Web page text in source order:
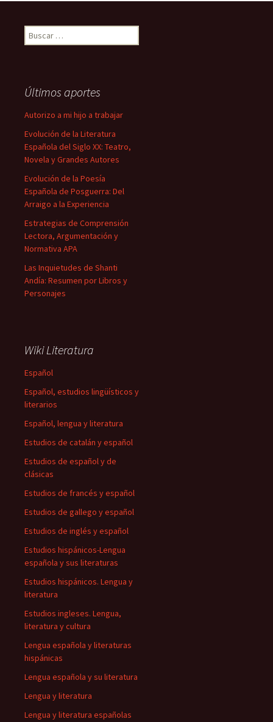
Buscar:
Últimos aportes
Autorizo a mi hijo a trabajar
Evolución de la Literatura
Española del Siglo XX: Teatro,
Novela y Grandes Autores
Evolución de la Poesía
Española de Posguerra: Del
Arraigo a la Experiencia
Estrategias de Comprensión
Lectora, Argumentación y
Normativa APA
Las Inquietudes de Shanti
Andía: Resumen por Libros y
Personajes
Wiki Literatura
Español
Español, estudios lingüísticos y
literarios
Español, lengua y literatura
Estudios de catalán y español
Estudios de español y de
clásicas
Estudios de francés y español
Estudios de gallego y español
Estudios de inglés y español
Estudios hispánicos-Lengua
española y sus literaturas
Estudios hispánicos. Lengua y
literatura
Estudios ingleses. Lengua,
literatura y cultura
Lengua española y literaturas
hispánicas
Lengua española y su literatura
Lengua y literatura
Lengua y literatura españolas